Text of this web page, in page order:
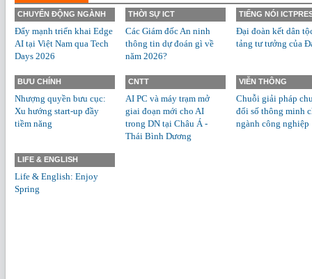
CHUYỂN ĐỘNG NGÀNH
Đẩy mạnh triển khai Edge
AI tại Việt Nam qua Tech
Days 2026
THỜI SỰ ICT
Các Giám đốc An ninh
thông tin dự đoán gì về
năm 2026?
TIẾNG NÓI
Đại đoàn kết dân
tảng tư tưởng của
BƯU CHÍNH
Nhượng quyền bưu cục:
Xu hướng start-up đầy
tiềm năng
CNTT
AI PC và máy trạm mở
giai đoạn mới cho AI
trong DN tại Châu Á -
Thái Bình Dương
VIỄN THÔNG
Chuỗi giải pháp
đổi số thông minh
ngành công nghiệp
LIFE & ENGLISH
Life & English: Enjoy
Spring